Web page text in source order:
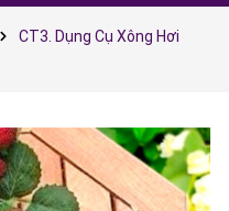
CT3. Dụng Cụ Xông Hơi